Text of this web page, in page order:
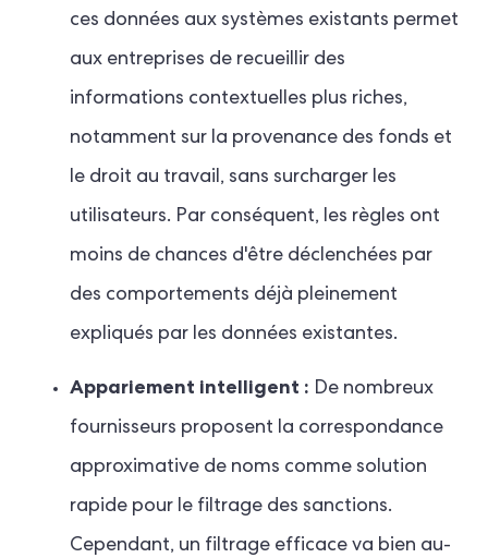
ces données aux systèmes existants permet
aux entreprises de recueillir des
informations contextuelles plus riches,
notamment sur la provenance des fonds et
le droit au travail, sans surcharger les
utilisateurs. Par conséquent, les règles ont
moins de chances d'être déclenchées par
des comportements déjà pleinement
expliqués par les données existantes.
Appariement intelligent : De nombreux
fournisseurs proposent la correspondance
approximative de noms comme solution
rapide pour le filtrage des sanctions.
Cependant, un filtrage efficace va bien au-